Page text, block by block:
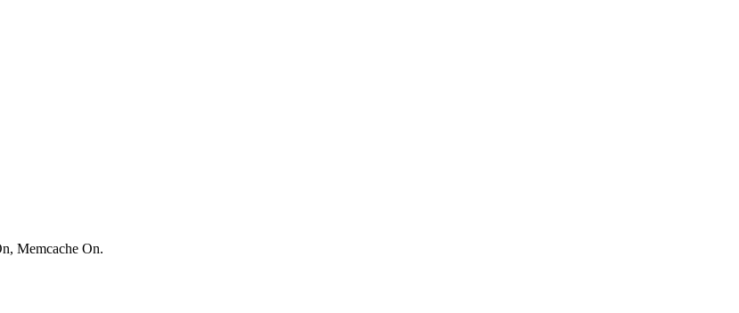
Memcache On.